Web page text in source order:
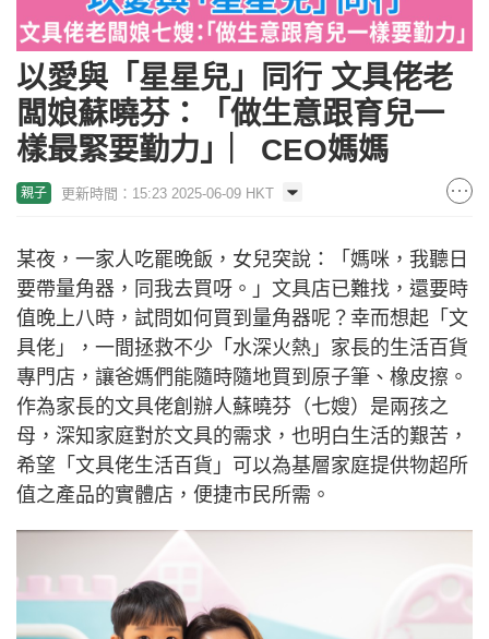
以愛與「星星兒」同行 文具佬老
闆娘蘇曉芬：「做生意跟育兒一
樣最緊要勤力」︳CEO媽媽
親子 更新時間：15:23 2025-06-09 HKT
某夜，一家人吃罷晚飯，女兒突說：「媽咪，我聽日
要帶量角器，同我去買呀。」文具店已難找，還要時
值晚上八時，試問如何買到量角器呢？幸而想起「文
具佬」，一間拯救不少「水深火熱」家長的生活百貨
專門店，讓爸媽們能隨時隨地買到原子筆、橡皮擦。
作為家長的文具佬創辦人蘇曉芬（七嫂）是兩孩之
母，深知家庭對於文具的需求，也明白生活的艱苦，
希望「文具佬生活百貨」可以為基層家庭提供物超所
值之產品的實體店，便捷市民所需。